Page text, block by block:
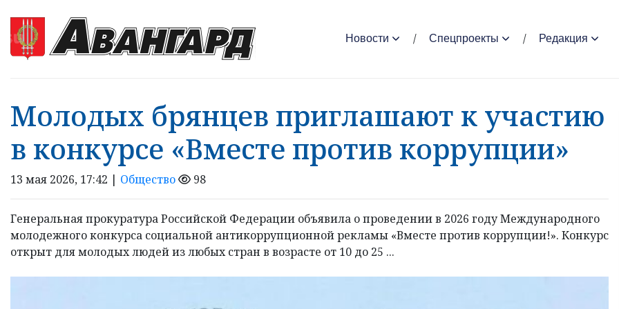
Новости Спецпроекты Редакция
Молодых брянцев приглашают к участию
в конкурсе «Вместе против коррупции»
13 мая 2026, 17:42 | Общество 98
Генеральная прокуратура Российской Федерации объявила о проведении в 2026 году Международного
молодежного конкурса социальной антикоррупционной рекламы «Вместе против коррупции!». Конкурс
открыт для молодых людей из любых стран в возрасте от 10 до 25 ...